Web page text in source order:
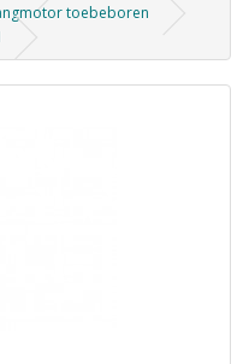
toebeboren